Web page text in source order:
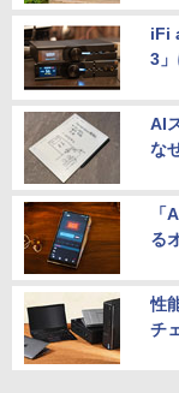
iFi
3
AI
な
る
性
チ